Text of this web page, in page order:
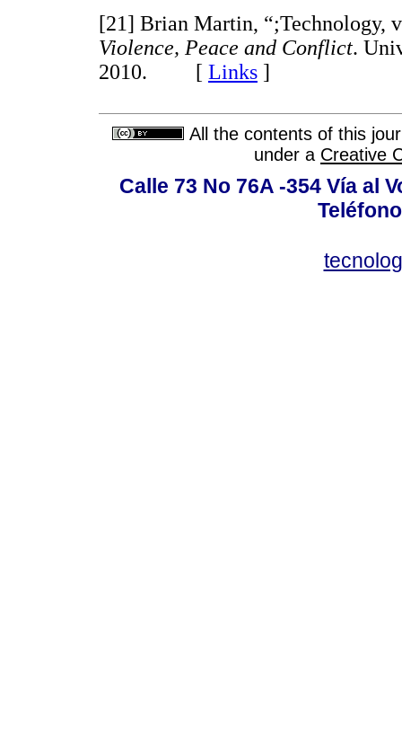
[21] Brian Martin, “;Technology,
Violence, Peace and Conflict.
2010. [ Links ]
All the contents of this
under a Creative
Calle 73 No 76A -354 Vía al